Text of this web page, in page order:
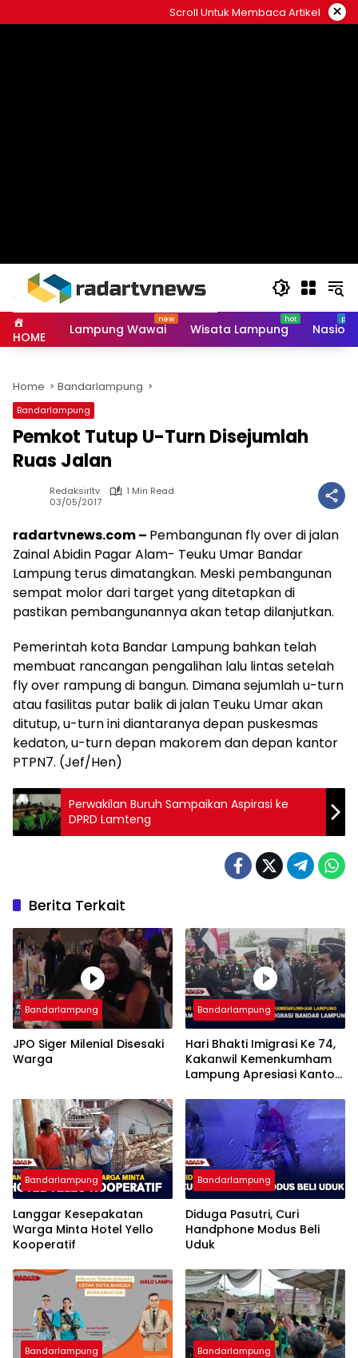
to
Scroll Untuk Membaca Artikel ×
HOME Lampung Wawai Wisata Lampung
Home Bandarlampung
Bandarlampung
Pemkot Tutup U-Turn Disejumlah
Ruas Jalan
Redaksirltv
1 Min Read
03/05/2017
radartvnews.com – Pembangunan fly over di jalan
Zainal Abidin Pagar Alam- Teuku Umar Bandar
Lampung terus dimatangkan. Meski pembangunan
sempat molor dari target yang ditetapkan di
pastikan pembangunannya akan tetap dilanjutkan.
Pemerintah kota Bandar Lampung bahkan telah
membuat rancangan pengalihan lalu lintas setelah
fly over rampung di bangun. Dimana sejumlah u-turn
atau fasilitas putar balik di jalan Teuku Umar akan
ditutup, u-turn ini diantaranya depan puskesmas
kedaton, u-turn depan makorem dan depan kantor
PTPN7. (Jef/Hen)
Perwakilan Buruh Sampaikan Aspirasi ke
DPRD Lamteng
Berita Terkait
Bandarlampung
JPO Siger Milenial Disesaki
Warga
Bandarlampung
Hari Bhakti Imigrasi Ke 74,
Kakanwil Kemenkumham
Lampung Apresiasi Kantor
Bandarlampung
Langgar Kesepakatan
Warga Minta Hotel Yello
Kooperatif
Bandarlampung
Diduga Pasutri, Curi
Handphone Modus Beli
Uduk
Bandarlampung Bandarlampung